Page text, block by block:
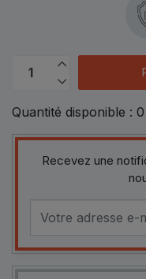
Quantité disponible : 0
Recevez une